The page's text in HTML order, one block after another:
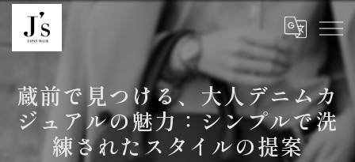
蔵前で見つける、大人デニムカ
ジュアルの魅力：シンプルで洗
練されたスタイルの提案